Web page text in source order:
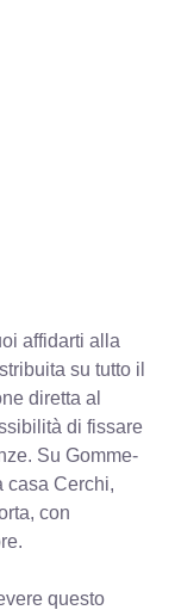
affidarti alla
su tutto il
diretta al
di fissare
Su Gomme-
casa Cerchi,
con
questo